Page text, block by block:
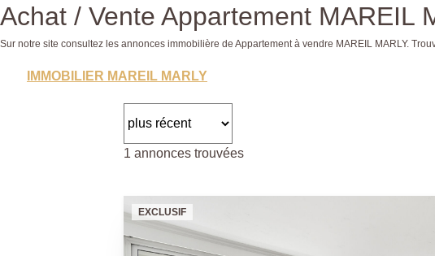
Achat / Vente Appartement MAREIL
Sur notre site consultez les annonces immobilière de Appartement à vendre MAREIL MARLY.
IMMOBILIER MAREIL MARLY
1 annonces trouvées
EXCLUSIF